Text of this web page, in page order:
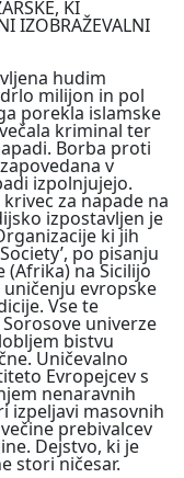
KI
IZOBRAŽEVALNI
hudim
milijon in pol
porekla islamske
kriminal ter
Borba proti
v
izpolnjujejo.
za napade na
izpostavljen je
ki jih
po pisanju
(Afrika) na Sicilijo
evropske
Vse te
univerze
bistvu
Uničevalno
Evropejcev s
nenaravnih
izpeljavi masovnih
prebivalcev
Dejstvo, ki je
stori ničesar.